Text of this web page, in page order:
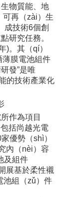
物質能、地
可再（zài）生
成技術6個創
研究任務。
)。其（qí）
薄膜電池組件
發”是唯
的技術產業化
作為項目
括尚越光電
優勢（shì）
內（nèi）容
及組件
展基於柔性襯
池組（zǔ）件